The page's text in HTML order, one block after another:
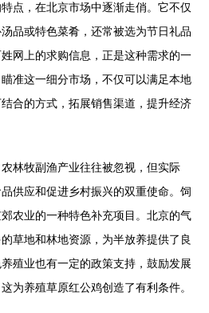
点，在北京市场中逐渐走俏。它不仅
品或特色菜肴，还常被选为节日礼品
网上的求购信息，正是这种需求的一
准这一细分市场，不仅可以满足本地
合的方式，拓展销售渠道，提升经济
林牧副渔产业往往被忽视，但实际
供应和促进乡村振兴的双重使命。饲
农业的一种特色补充项目。北京的气
草地和林地资源，为半放养提供了良
殖业也有一定的政策支持，鼓励发展
为养殖草原红公鸡创造了有利条件。